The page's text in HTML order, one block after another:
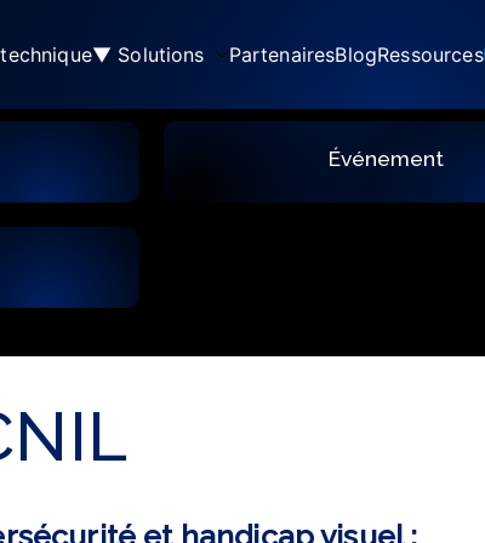
Événement
▼ Solutions PartenairesBlogRessources
et handicap visuel :